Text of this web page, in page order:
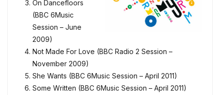
On Dancefloors
(BBC 6Music
Session – June
2009)
Not Made For Love (BBC Radio 2 Session –
November 2009)
She Wants (BBC 6Music Session – April 2011)
Some Written (BBC 6Music Session – April 2011)